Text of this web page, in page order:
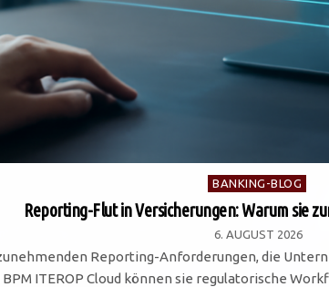
Posted
in
BANKING-BLOG
Reporting-Flut in Versicherungen: Warum sie
6. AUGUST 2026
Reporting-Anforderungen, die
BPM ITEROP Cloud können sie regulatorische